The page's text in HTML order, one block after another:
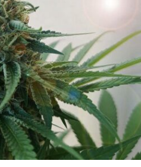
w dziedzinie uzależnień i lekarzy
zalegalizowane. Karanie za
ale również niezgodne z
więc pokażemy, jak wygląda to u